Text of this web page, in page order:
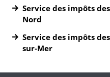
Service des impôts
Nord
Service des impôts
sur-Mer